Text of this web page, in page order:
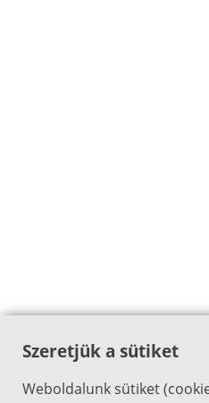
Szeretjük a sütiket
Weboldalunk sütiket